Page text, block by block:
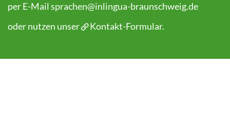
per E-Mail sprachen@inlingua-braunschweig.de
oder nutzen unser
Kontakt-Formular.